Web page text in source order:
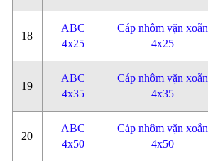
18
ABC
4x25
Cáp nhôm vặn xoắn
4x25
19
ABC
4x35
Cáp nhôm vặn xoắn
4x35
20
ABC
4x50
Cáp nhôm vặn xoắn
4x50